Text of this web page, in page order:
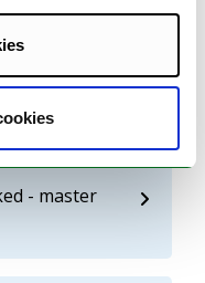
bachelor (B-
- master